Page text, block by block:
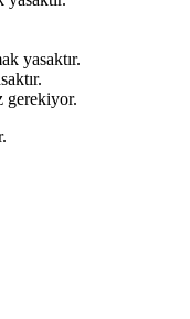
yasaktır.
gerekiyor.